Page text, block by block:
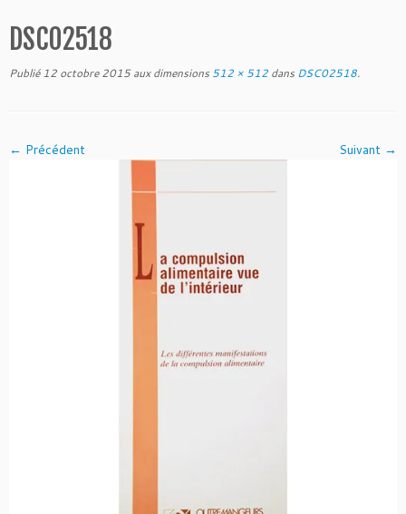
DSC02518
Publié 12 octobre 2015aux dimensions 512 × 512 dans DSC02518.
← Précédent Suivant →